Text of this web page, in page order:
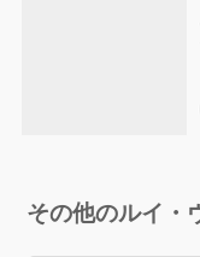
その他のルイ・